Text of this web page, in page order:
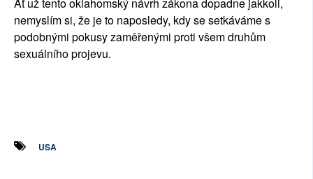
Ať už tento oklahomský návrh zákona dopadne jakkoli,
nemyslím si, že je to naposledy, kdy se setkáváme s
podobnými pokusy zaměřenými proti všem druhům
sexuálního projevu.
USA